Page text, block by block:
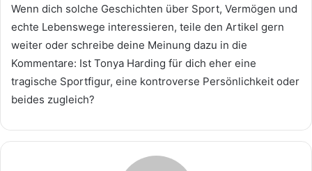
Wenn dich solche Geschichten über Sport, Vermögen und
echte Lebenswege interessieren, teile den Artikel gern
weiter oder schreibe deine Meinung dazu in die
Kommentare: Ist Tonya Harding für dich eher eine
tragische Sportfigur, eine kontroverse Persönlichkeit oder
beides zugleich?